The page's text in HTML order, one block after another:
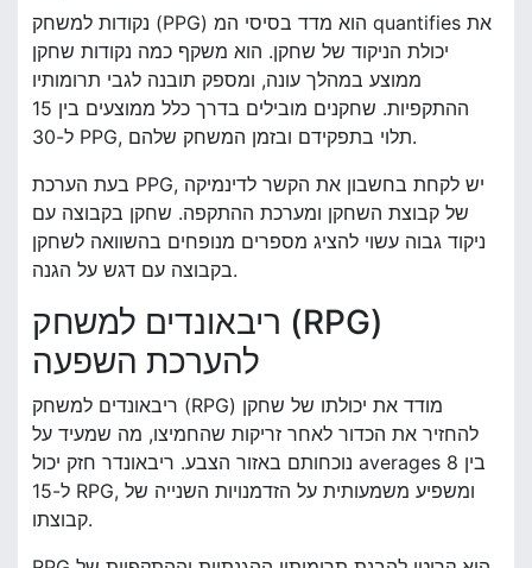
נקודות למשחק (PPG) הוא מדד בסיסי המ quantifies את
יכולת הניקוד של שחקן. הוא משקף כמה נקודות שחקן
ממוצע במהלך עונה, ומספק תובנה לגבי תרומותיו
ההתקפיות. שחקנים מובילים בדרך כלל ממוצעים בין 15
ל-30 PPG, תלוי בתפקידם ובזמן המשחק שלהם.
בעת הערכת PPG, יש לקחת בחשבון את הקשר לדינמיקה
של קבוצת השחקן ומערכת ההתקפה. שחקן בקבוצה עם
ניקוד גבוה עשוי להציג מספרים מנופחים בהשוואה לשחקן
בקבוצה עם דגש על הגנה.
ריבאונדים למשחק (RPG)
להערכת השפעה
ריבאונדים למשחק (RPG) מודד את יכולתו של שחקן
להחזיר את הכדור לאחר זריקות שהחמיצו, מה שמעיד על
נוכחותם באזור הצבע. ריבאונדר חזק יכול averages בין 8
ל-15 RPG, ומשפיע משמעותית על הזדמנויות השנייה של
קבוצתו.